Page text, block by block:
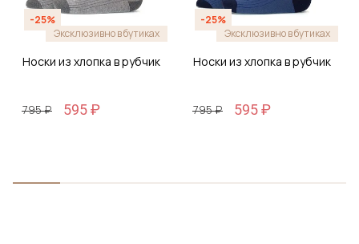
-25%
Эксклюзивно в бутиках
Носки из хлопка в рубчик
795 ₽ 595 ₽
-25%
Эксклюзивно в бутиках
Носки из хлопка в рубчик
795 ₽ 595 ₽